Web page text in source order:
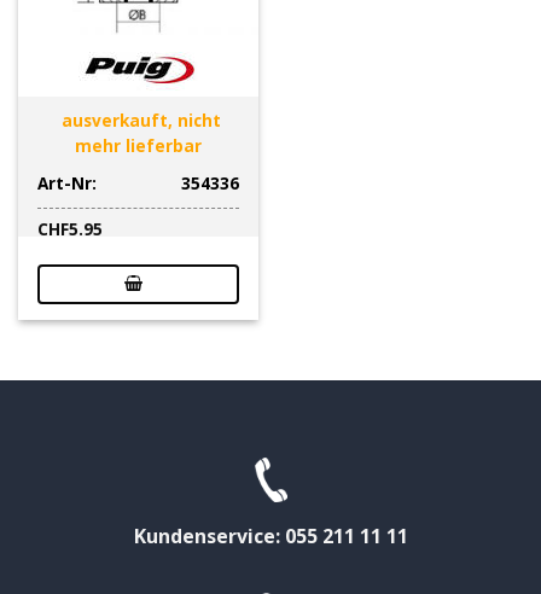
ausverkauft, nicht
mehr lieferbar
Art-Nr:
354336
CHF5.95
Kundenservice: 055 211 11 11